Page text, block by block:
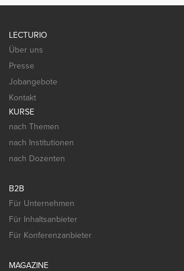
LECTURIO
Über uns
Presse
Jobangebote
Kontakt
KURSE
nach Themen
nach Institutionen
nach Dozenten
B2B
Für Unternehmen
Für Inhaltsanbieter
Für Konferenzanbieter
MAGAZINE